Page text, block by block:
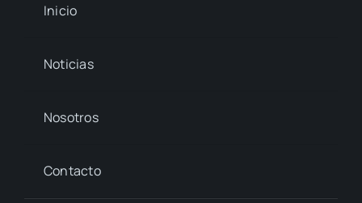
Inicio
Noticias
Nosotros
Contacto